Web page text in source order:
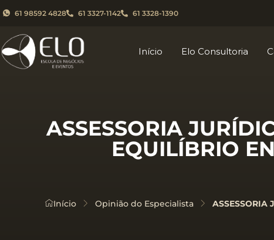
61 98592 4828 61 3327-1142 61 3328-1390
Início Elo Consultoria
ASSESSORIA
EQUILÍBRIO
Início Opinião do Especialista ASSESSORIA